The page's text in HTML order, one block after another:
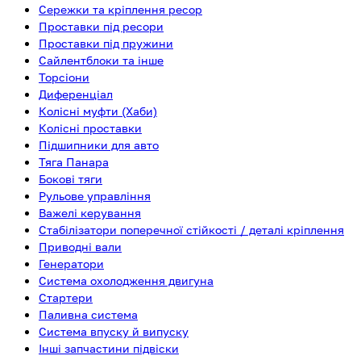
Сережки та кріплення ресор
Проставки під ресори
Проставки під пружини
Сайлентблоки та інше
Торсіони
Диференціал
Колісні муфти (Хаби)
Колісні проставки
Підшипники для авто
Тяга Панара
Бокові тяги
Рульове управління
Важелі керування
Стабілізатори поперечної стійкості / деталі кріплення
Приводні вали
Генератори
Система охолодження двигуна
Стартери
Паливна система
Система впуску й випуску
Інші запчастини підвіски